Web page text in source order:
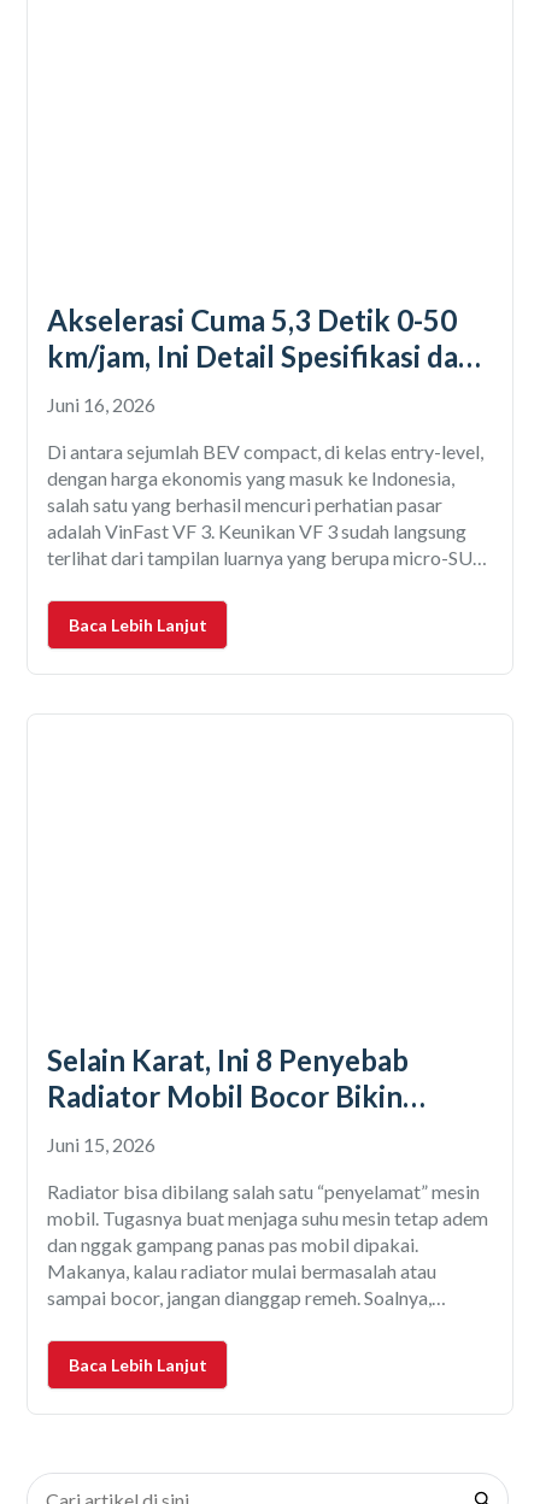
Akselerasi Cuma 5,3 Detik 0-50
km/jam, Ini Detail Spesifikasi dan
Harga VinFast VF3
Juni 16, 2026
Di antara sejumlah BEV compact, di kelas entry-level,
dengan harga ekonomis yang masuk ke Indonesia,
salah satu yang berhasil mencuri perhatian pasar
adalah VinFast VF 3. Keunikan VF 3 sudah langsung
terlihat dari tampilan luarnya yang berupa micro-SUV
desain eksterior seperti ini di Indonesia. Dimensinya
yang compact
Baca Lebih Lanjut
Selain Karat, Ini 8 Penyebab
Radiator Mobil Bocor Bikin
Overheat
Juni 15, 2026
Radiator bisa dibilang salah satu “penyelamat” mesin
mobil. Tugasnya buat menjaga suhu mesin tetap adem
dan nggak gampang panas pas mobil dipakai.
Makanya, kalau radiator mulai bermasalah atau
sampai bocor, jangan dianggap remeh. Soalnya,
yang lebih ganas. Banyak orang baru sadar ada
masalah setelah mesin mulai overheat atau
Baca Lebih Lanjut